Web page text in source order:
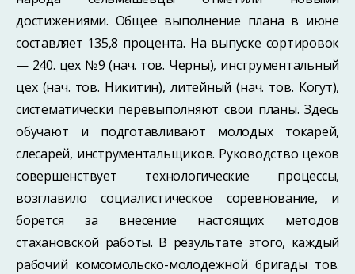
достижениями. Общее выполнение плана в июне
составляет 135,8 процента. На выпуске сортировок
— 240. цех №9 (нач. тов. Черны), инструментальный
цех (нач. тов. Никитин), литейный (нач. тов. Когут),
систематически перевыполняют свои планы. Здесь
обучают и подготавливают молодых токарей,
слесарей, инструментальщиков. Руководство цехов
совершенствует технологические процессы,
возглавило социалистическое соревнование, и
борется за внесение настоящих методов
стахановской работы. В результате этого, каждый
рабочий комсомольско-молодежной бригады тов.